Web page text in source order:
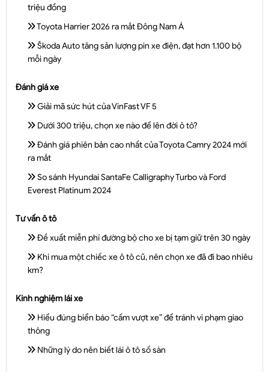
triệu đồng
Toyota Harrier 2026 ra mắt Đông Nam Á
Škoda Auto tăng sản lượng pin xe điện, đạt hơn 1.100 bộ
mỗi ngày
Đánh giá xe
Giải mã sức hút của VinFast VF 5
Dưới 300 triệu, chọn xe nào để lên đời ô tô?
Đánh giá phiên bản cao nhất của Toyota Camry 2024 mới
ra mắt
So sánh Hyundai SantaFe Calligraphy Turbo và Ford
Everest Platinum 2024
Tư vấn ô tô
Đề xuất miễn phí đường bộ cho xe bị tạm giữ trên 30 ngày
Khi mua một chiếc xe ô tô cũ, nên chọn xe đã đi bao nhiêu
km?
Kinh nghiệm lái xe
Hiểu đúng biển báo “cấm vượt xe” để tránh vi phạm giao
thông
Những lý do nên biết lái ô tô số sàn